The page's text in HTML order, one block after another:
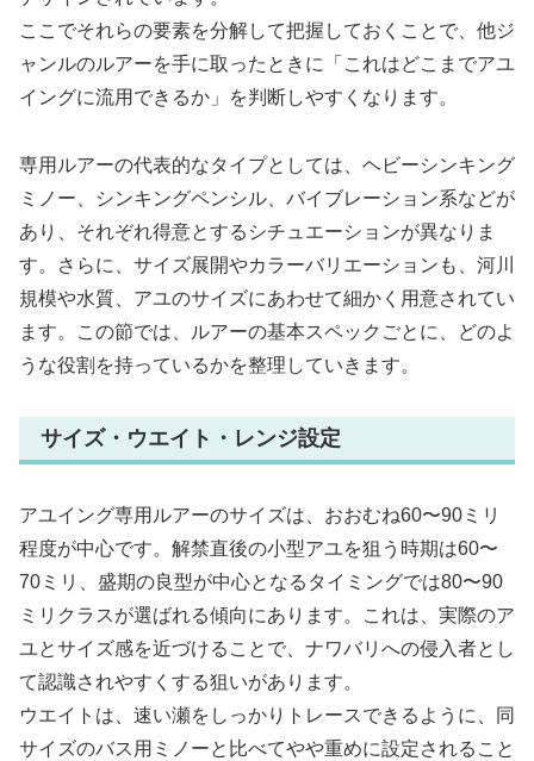
ここでそれらの要素を分解して把握しておくことで、他ジ
ャンルのルアーを手に取ったときに「これはどこまでアユ
イングに流用できるか」を判断しやすくなります。
専用ルアーの代表的なタイプとしては、ヘビーシンキング
ミノー、シンキングペンシル、バイブレーション系などが
あり、それぞれ得意とするシチュエーションが異なりま
す。さらに、サイズ展開やカラーバリエーションも、河川
規模や水質、アユのサイズにあわせて細かく用意されてい
ます。この節では、ルアーの基本スペックごとに、どのよ
うな役割を持っているかを整理していきます。
サイズ・ウエイト・レンジ設定
アユイング専用ルアーのサイズは、おおむね60〜90ミリ
程度が中心です。解禁直後の小型アユを狙う時期は60〜
70ミリ、盛期の良型が中心となるタイミングでは80〜90
ミリクラスが選ばれる傾向にあります。これは、実際のア
ユとサイズ感を近づけることで、ナワバリへの侵入者とし
て認識されやすくする狙いがあります。
ウエイトは、速い瀬をしっかりトレースできるように、同
サイズのバス用ミノーと比べてやや重めに設定されること